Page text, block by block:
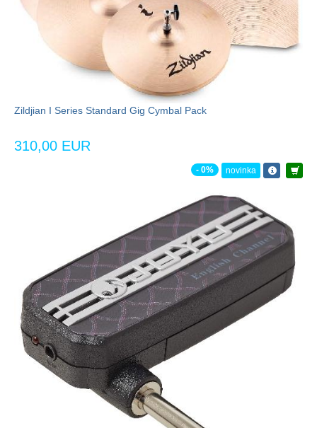
Zildjian I Series Standard Gig Cymbal Pack
310,00 EUR
- 0% novinka